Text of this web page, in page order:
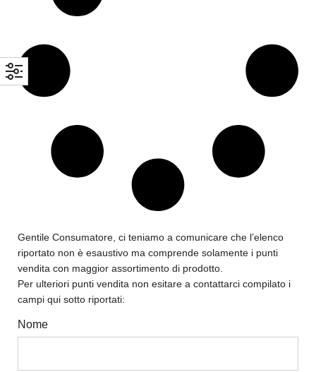
Gentile Consumatore, ci teniamo a comunicare che l’elenco
riportato non è esaustivo ma comprende solamente i punti
vendita con maggior assortimento di prodotto.
Per ulteriori punti vendita non esitare a contattarci compilato i
campi qui sotto riportati:
Nome